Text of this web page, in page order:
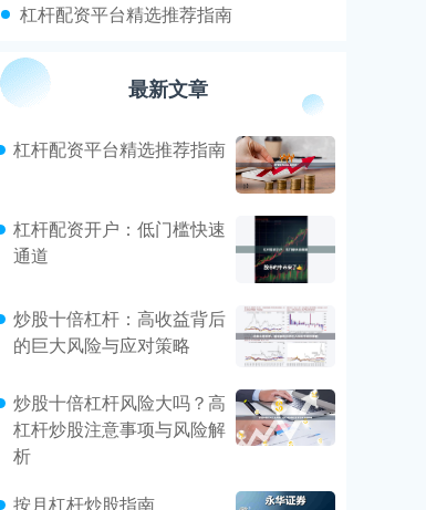
​杠杆配资平台精选推荐指南
最新文章
杠杆配资平台精选推荐指南
杠杆配资开户：低门槛快速
通道
炒股十倍杠杆：高收益背后
的巨大风险与应对策略
炒股十倍杠杆风险大吗？高
杠杆炒股注意事项与风险解
析
按月杠杆炒股指南